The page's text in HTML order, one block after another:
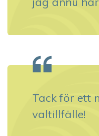
Tack för ett
valtillfälle!